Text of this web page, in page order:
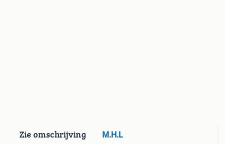
Zie omschrijving M.H.L